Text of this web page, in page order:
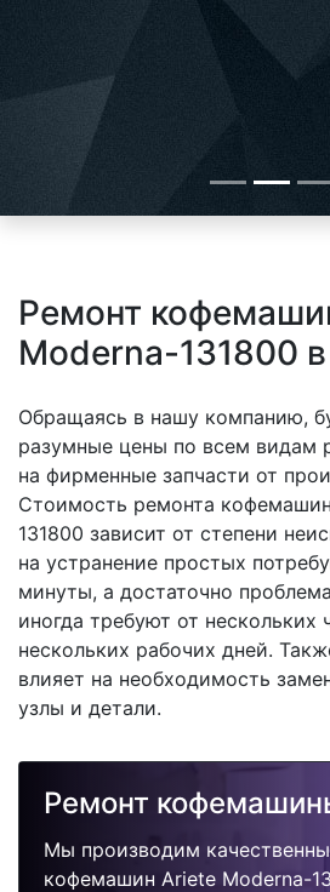
Ремонт
Moderna-131800
Обращаясь в нашу компанию,
разумные цены по всем видам
на фирменные запчасти от
Стоимость ремонта
131800 зависит от степени
на устранение простых
минуты, а достаточно
иногда требуют от нескольких
нескольких рабочих дней.
влияет на необходимость
узлы и детали.
Ремонт
Мы производим
кофемашин Ariete Moderna-